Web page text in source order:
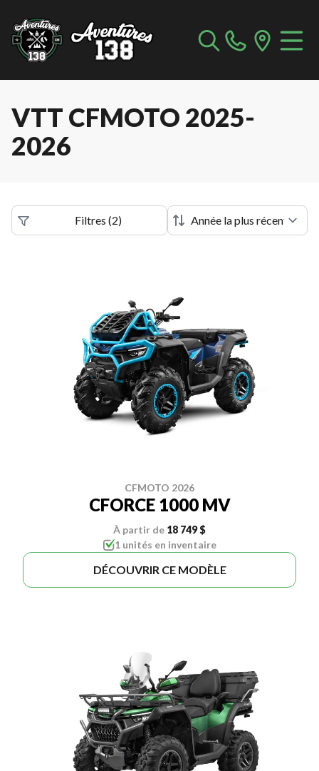
VTT CFMOTO 2025-
2026
Filtres (2)
CFMOTO 2026
CFORCE 1000 MV
À partir de 18 749 $
1 unités en inventaire
DÉCOUVRIR CE MODÈLE